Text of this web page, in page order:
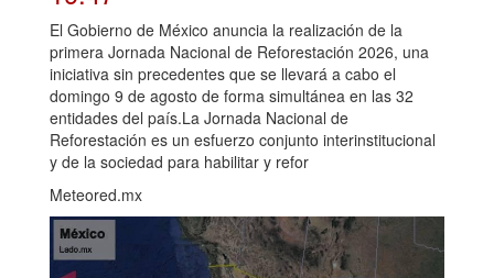
El Gobierno de México anuncia la realización de la
primera Jornada Nacional de Reforestación 2026, una
iniciativa sin precedentes que se llevará a cabo el
domingo 9 de agosto de forma simultánea en las 32
entidades del país.La Jornada Nacional de
Reforestación es un esfuerzo conjunto interinstitucional
y de la sociedad para habilitar y refor
Meteored.mx